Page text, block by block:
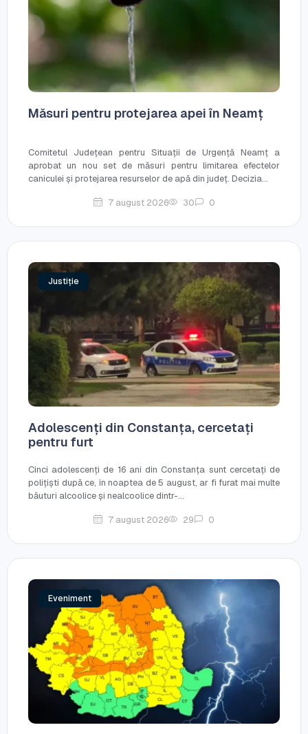
Măsuri pentru protejarea apei în Neamț
Comitetul Județean pentru Situații de Urgență Neamț a
aprobat un nou set de măsuri pentru limitarea efectelor
caniculei și protejarea resurselor de apă din județ. Decizia...
7 august 2026 30 0
Justiție
Adolescenți din Constanța, cercetați
pentru furt
Cinci adolescenți de 16 ani din Constanța sunt cercetați de
polițiști după ce, în noaptea de 5 august, ar fi furat mai multe
băuturi alcoolice și nealcoolice dintr-...
7 august 2026 29 0
Eveniment